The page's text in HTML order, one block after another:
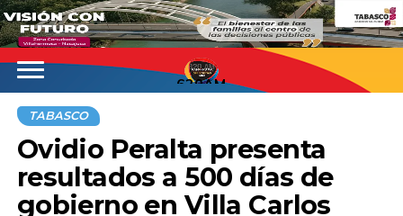
620AM
TABASCO
Ovidio Peralta presenta
resultados a 500 días de
gobierno en Villa Carlos